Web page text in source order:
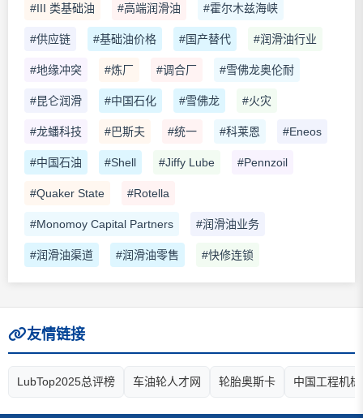
#III 类基础油 #高端润滑油 #霍尔木兹海峡
#供应链 #基础油价格 #国产替代 #润滑油行业
#地缘冲突 #炼厂 #调合厂 #雪佛龙奥伦耐
#昆仑润滑 #中国石化 #雪佛龙 #火灾
#龙蟠科技 #巴斯夫 #统一 #科莱恩 #Eneos
#中国石油 #Shell #Jiffy Lube #Pennzoil
#Quaker State #Rotella
#Monomoy Capital Partners #润滑油业务
#润滑油渠道 #润滑油零售 #快修连锁
友情链接
LubTop2025总评榜 车油轮人才网 轮胎奥斯卡 中国工程机